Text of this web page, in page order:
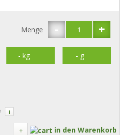
- +
Menge
i
in den Warenkorb